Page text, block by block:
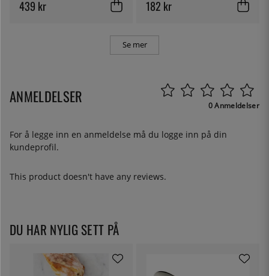
439 kr 182 kr
Se mer
ANMELDELSER 0 Anmeldelser
For å legge inn en anmeldelse må du logge inn på din
kundeprofil.
This product doesn't have any reviews.
DU HAR NYLIG SETT PÅ